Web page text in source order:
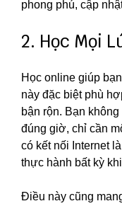
phong phú, cập
2. Học Mọi
Học online giúp
này đặc biệt phù
bận rộn. Bạn
đúng giờ, chỉ cần
có kết nối Internet
thực hành bất kỳ
Điều này cũng